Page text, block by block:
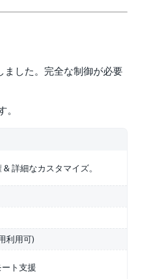
した。完全な制御が必要
。
& 詳細なカスタマイズ。
利用可)
ト支援